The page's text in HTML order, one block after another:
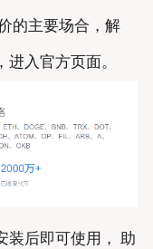
的主要场合，解
入官方页面。
装后即可使用， 助